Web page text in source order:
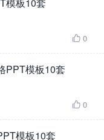
 0
PPT模板10套
 0
模板10套